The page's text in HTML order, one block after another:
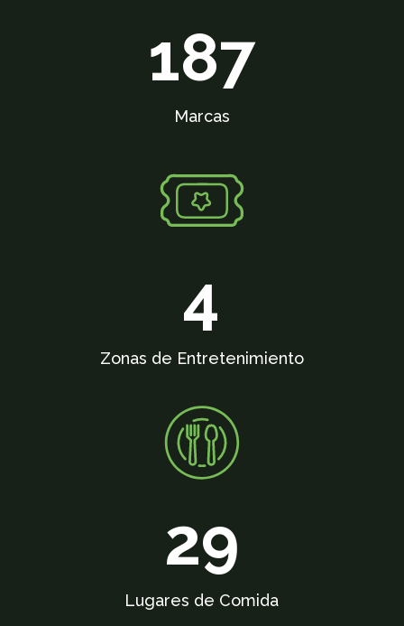
187
Marcas
4
Zonas de Entretenimiento
29
Lugares de Comida